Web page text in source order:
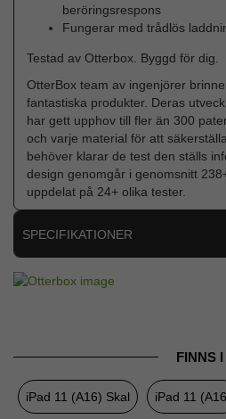
beröringsrespons
Fungerar med trådlös
Testad av Otterbox. Byggd för dig.
OtterBox team av ingenjörer
fantastiska produkter. Deras
har gett upphov till fler än 300
och varje material för att
behöver klarar de test den ställs
design genomgår i genomsnitt
uppdelat på 24+ olika tester.
SPECIFIKATIONER
Inbyggt
FINNS I
iPad 11 (A16) Skal iPad 11